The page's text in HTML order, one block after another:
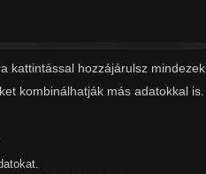
kattintással hozzájárulsz
kombinálhatják más adatokkal is.
Informatika Kft.